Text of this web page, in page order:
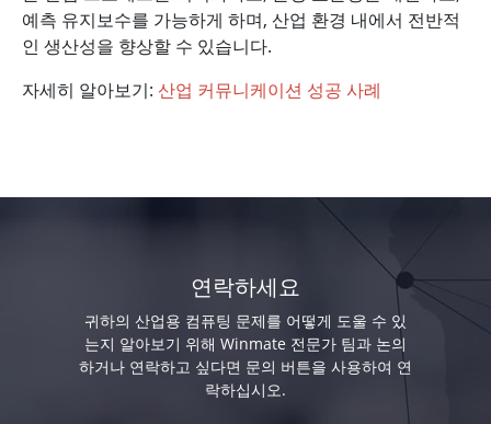
예측 유지보수를 가능하게 하며, 산업 환경 내에서 전반적
인 생산성을 향상할 수 있습니다.
자세히 알아보기: 산업 커뮤니케이션 성공 사례
연락하세요
귀하의 산업용 컴퓨팅 문제를 어떻게 도울 수 있
는지 알아보기 위해 Winmate 전문가 팀과 논의
하거나 연락하고 싶다면 문의 버튼을 사용하여 연
락하십시오.